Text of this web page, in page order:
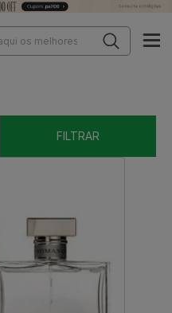
FILTRAR